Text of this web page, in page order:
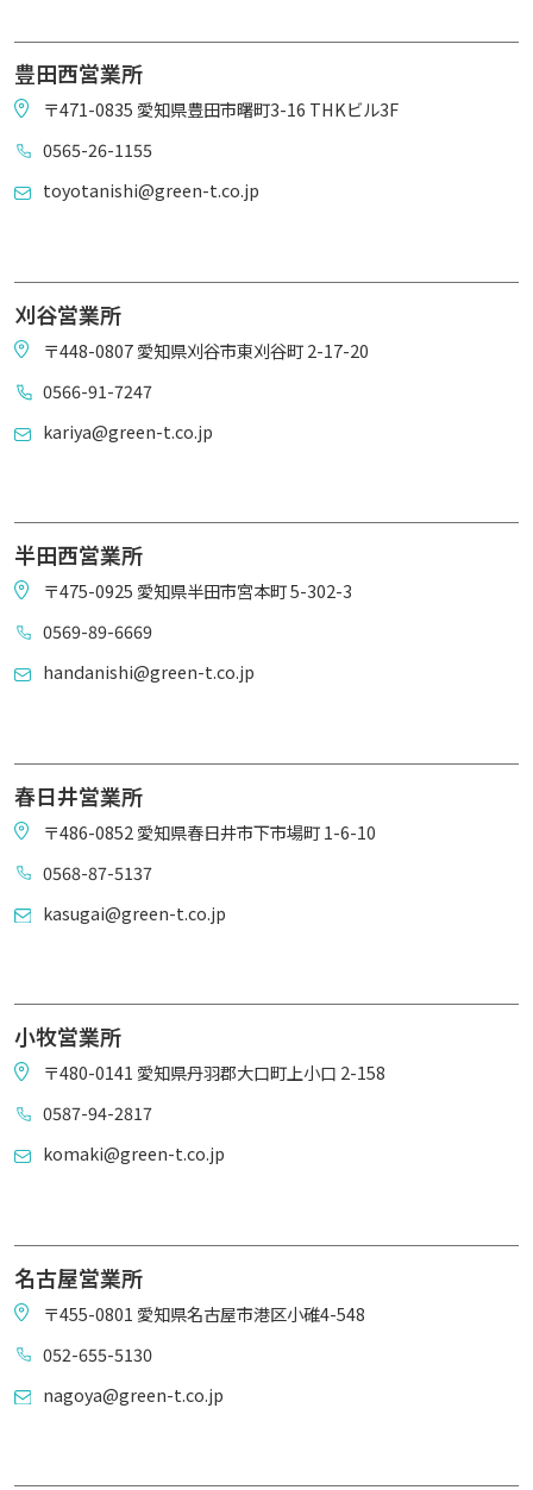
豊田西営業所
〒471-0835 愛知県豊田市曙町3-16 THKビル3F
0565-26-1155
toyotanishi@green-t.co.jp
刈谷営業所
〒448-0807 愛知県刈谷市東刈谷町 2-17-20
0566-91-7247
kariya@green-t.co.jp
半田西営業所
〒475-0925 愛知県半田市宮本町 5-302-3
0569-89-6669
handanishi@green-t.co.jp
春日井営業所
〒486-0852 愛知県春日井市下市場町 1-6-10
0568-87-5137
kasugai@green-t.co.jp
小牧営業所
〒480-0141 愛知県丹羽郡大口町上小口 2-158
0587-94-2817
komaki@green-t.co.jp
名古屋営業所
〒455-0801 愛知県名古屋市港区小碓4-548
052-655-5130
nagoya@green-t.co.jp